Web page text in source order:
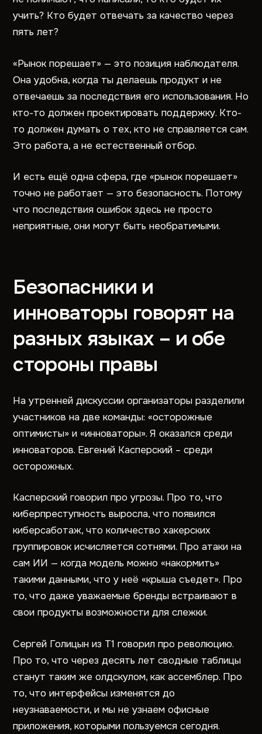
учить? Кто будет отвечать за качество через
пять лет?
«Рынок порешает» — это позиция наблюдателя.
Она удобна, когда ты делаешь продукт и не
отвечаешь за последствия его использования. Но
кто-то должен проектировать поддержку. Кто-
то должен думать о тех, кто не справляется сам.
Это работа, а не естественный отбор.
И есть ещё одна сфера, где «рынок порешает»
точно не работает — это безопасность. Потому
что последствия ошибок здесь не просто
неприятные, они могут быть необратимыми.
Безопасники и
инноваторы говорят на
разных языках – и обе
стороны правы
На утренней дискуссии организаторы разделили
участников на две команды: «осторожные
оптимисты» и «инноваторы». Я оказался среди
инноваторов. Евгений Касперский – среди
осторожных.
Касперский говорил про угрозы. Про то, что
киберпреступность выросла, что появился
киберсаботаж, что количество хакерских
группировок исчисляется сотнями. Про атаки на
сам ИИ — когда модель можно «накормить»
такими данными, что у неё «крыша съедет». Про
то, что даже уважаемые бренды встраивают в
свои продукты возможности для слежки.
Сергей Голицын из Т1 говорил про революцию.
Про то, что через десять лет сводные таблицы
станут таким же олдскулом, как ассемблер. Про
то, что интерфейсы изменятся до
неузнаваемости, и мы не узнаем офисные
приложения, которыми пользуемся сегодня.